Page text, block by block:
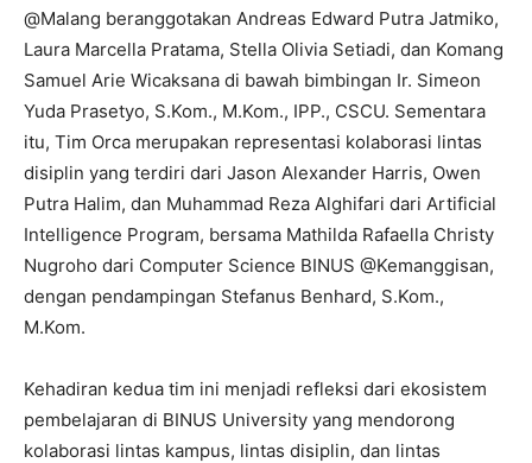
@Malang beranggotakan Andreas Edward Putra Jatmiko,
Laura Marcella Pratama, Stella Olivia Setiadi, dan Komang
Samuel Arie Wicaksana di bawah bimbingan Ir. Simeon
Yuda Prasetyo, S.Kom., M.Kom., IPP., CSCU. Sementara
itu, Tim Orca merupakan representasi kolaborasi lintas
disiplin yang terdiri dari Jason Alexander Harris, Owen
Putra Halim, dan Muhammad Reza Alghifari dari Artificial
Intelligence Program, bersama Mathilda Rafaella Christy
Nugroho dari Computer Science BINUS @Kemanggisan,
dengan pendampingan Stefanus Benhard, S.Kom.,
M.Kom.
Kehadiran kedua tim ini menjadi refleksi dari ekosistem
pembelajaran di BINUS University yang mendorong
kolaborasi lintas kampus, lintas disiplin, dan lintas